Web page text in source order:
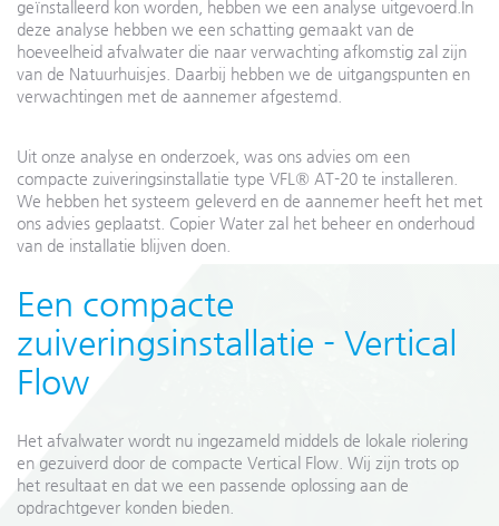
geïnstalleerd kon worden, hebben we een analyse uitgevoerd.In
deze analyse hebben we een schatting gemaakt van de
hoeveelheid afvalwater die naar verwachting afkomstig zal zijn
van de Natuurhuisjes. Daarbij hebben we de uitgangspunten en
verwachtingen met de aannemer afgestemd.
Uit onze analyse en onderzoek, was ons advies om een
compacte zuiveringsinstallatie type VFL® AT-20 te installeren.
We hebben het systeem geleverd en de aannemer heeft het met
ons advies geplaatst. Copier Water zal het beheer en onderhoud
van de installatie blijven doen.
Een compacte
zuiveringsinstallatie - Vertical
Flow
Het afvalwater wordt nu ingezameld middels de lokale riolering
en gezuiverd door de compacte Vertical Flow. Wij zijn trots op
het resultaat en dat we een passende oplossing aan de
opdrachtgever konden bieden.